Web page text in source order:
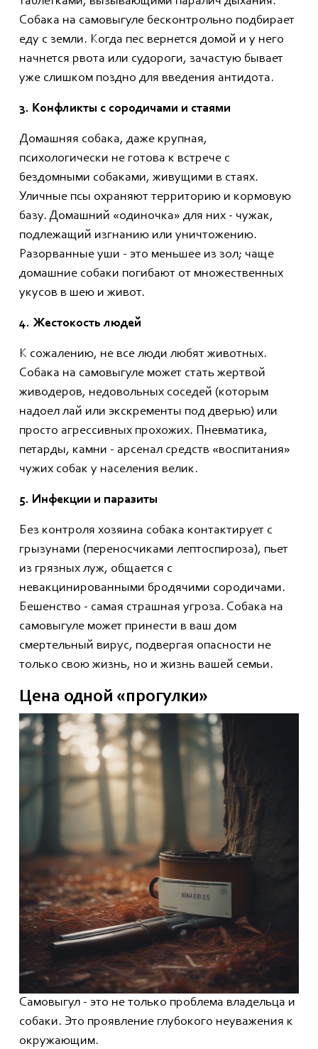
Собака на самовыгуле бесконтрольно подбирает
еду с земли. Когда пес вернется домой и у него
начнется рвота или судороги, зачастую бывает
уже слишком поздно для введения антидота.
3. Конфликты с сородичами и стаями
Домашняя собака, даже крупная,
психологически не готова к встрече с
бездомными собаками, живущими в стаях.
Уличные псы охраняют территорию и кормовую
базу. Домашний «одиночка» для них - чужак,
подлежащий изгнанию или уничтожению.
Разорванные уши - это меньшее из зол; чаще
домашние собаки погибают от множественных
укусов в шею и живот.
4. Жестокость людей
К сожалению, не все люди любят животных.
Собака на самовыгуле может стать жертвой
живодеров, недовольных соседей (которым
надоел лай или экскременты под дверью) или
просто агрессивных прохожих. Пневматика,
петарды, камни - арсенал средств «воспитания»
чужих собак у населения велик.
5. Инфекции и паразиты
Без контроля хозяина собака контактирует с
грызунами (переносчиками лептоспироза), пьет
из грязных луж, общается с
невакцинированными бродячими сородичами.
Бешенство - самая страшная угроза. Собака на
самовыгуле может принести в ваш дом
смертельный вирус, подвергая опасности не
только свою жизнь, но и жизнь вашей семьи.
Цена одной «прогулки»
Самовыгул - это не только проблема владельца и
собаки. Это проявление глубокого неуважения к
окружающим.